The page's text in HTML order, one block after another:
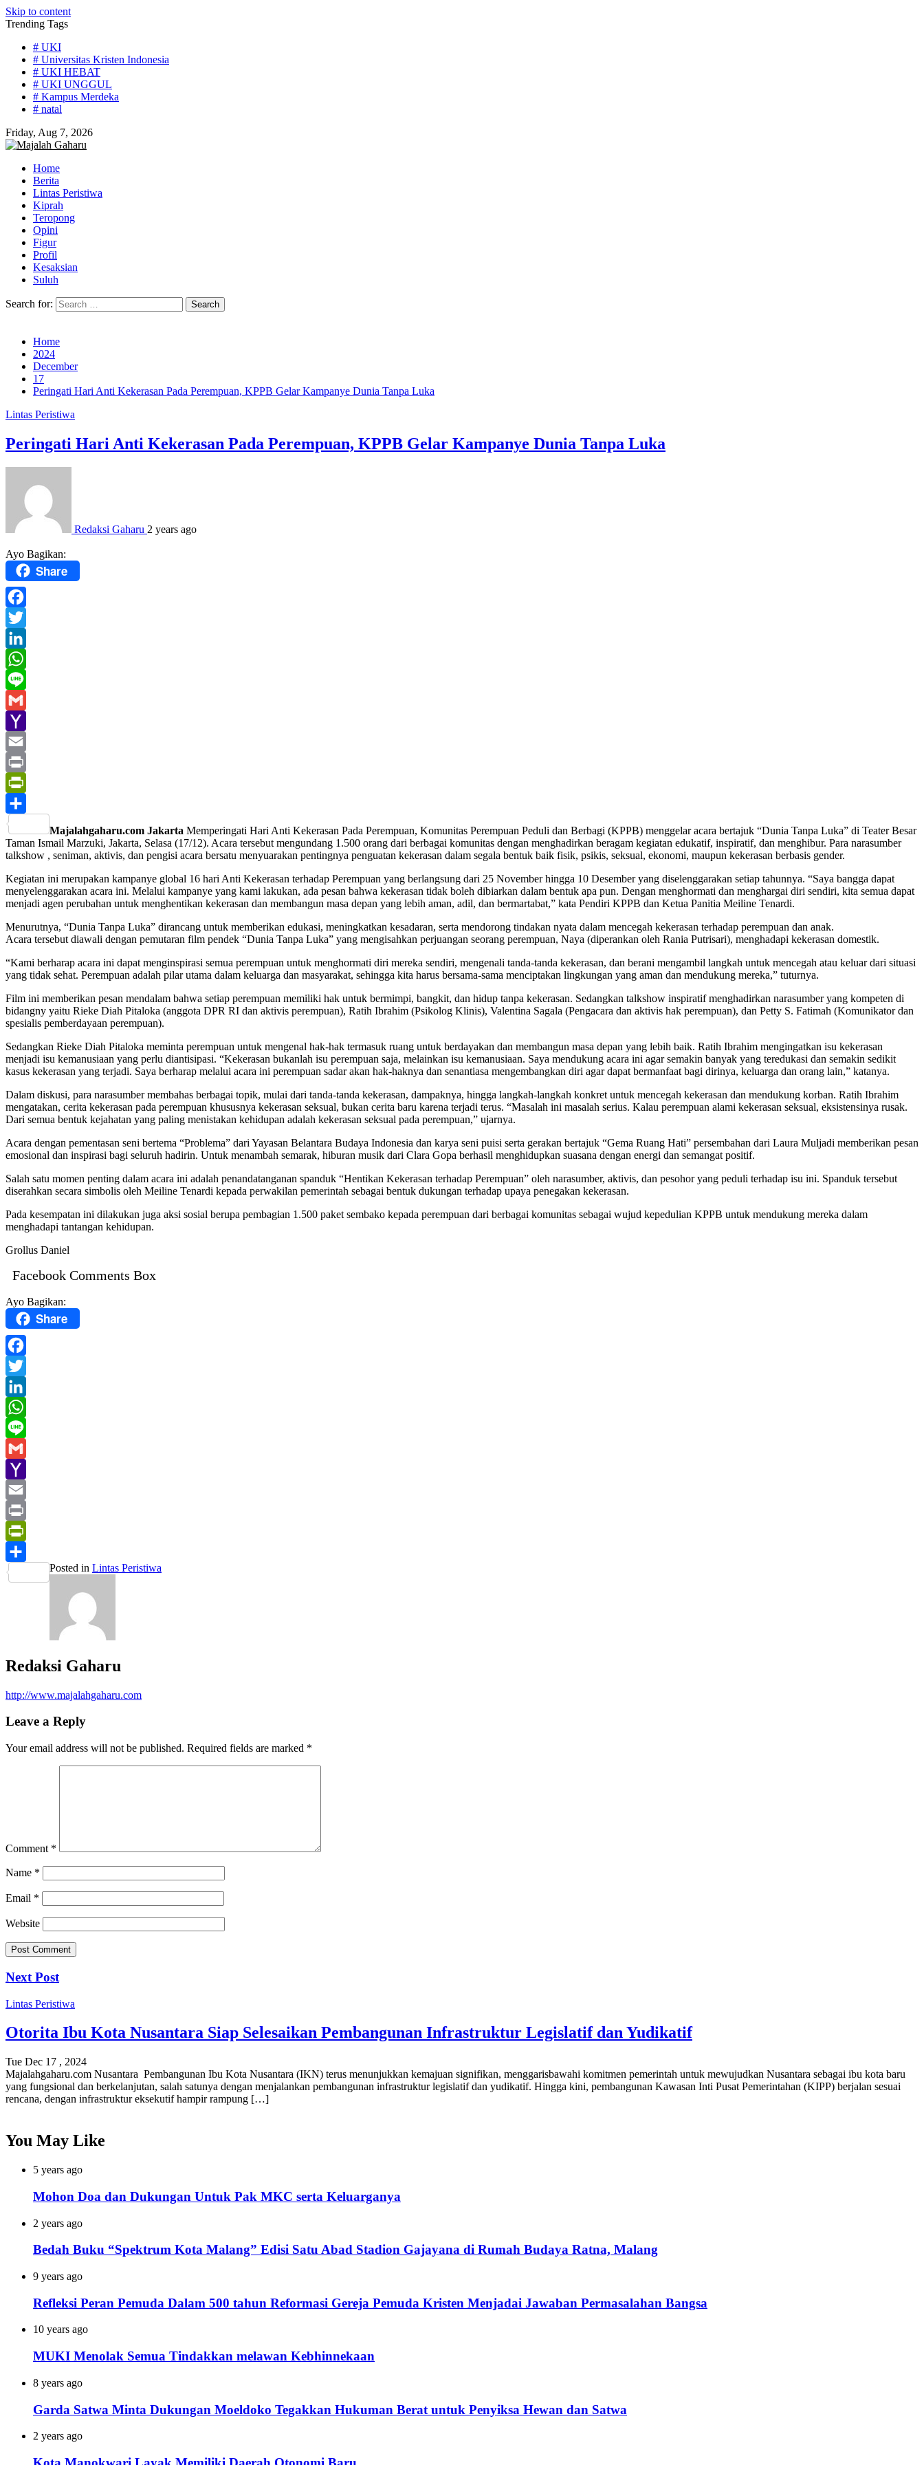
Skip to content
Trending Tags
# UKI
# Universitas Kristen Indonesia
# UKI HEBAT
# UKI UNGGUL
# Kampus Merdeka
# natal
Friday, Aug 7, 2026
Home
Berita
Lintas Peristiwa
Kiprah
Teropong
Opini
Figur
Profil
Kesaksian
Suluh
Search for:
Home
2024
December
17
Peringati Hari Anti Kekerasan Pada Perempuan, KPPB Gelar Kampanye Dunia Tanpa Luka
Lintas Peristiwa
Peringati Hari Anti Kekerasan Pada Perempuan, KPPB Gelar Kampanye Dunia Tanpa Luka
Redaksi Gaharu 2 years ago
Ayo Bagikan:
Share
Facebook
Twitter
LinkedIn
WhatsApp
Line
Gmail
Yahoo
Mail
Email
Print
PrintFriendly
Share
Majalahgaharu.com Jakarta Memperingati Hari Anti Kekerasan Pada Perempuan, Komunitas Perempuan Peduli dan Berbagi (KPPB) menggelar acara bertajuk “Dunia Tanpa Luka” di Teater Besar
Taman Ismail Marzuki, Jakarta, Selasa (17/12). Acara tersebut mengundang 1.500 orang dari berbagai komunitas dengan menghadirkan beragam kegiatan edukatif, inspiratif, dan menghibur. Para narasumber
talkshow , seniman, aktivis, dan pengisi acara bersatu menyuarakan pentingnya penguatan kekerasan dalam segala bentuk baik fisik, psikis, seksual, ekonomi, maupun kekerasan berbasis gender.
Kegiatan ini merupakan kampanye global 16 hari Anti Kekerasan terhadap Perempuan yang berlangsung dari 25 November hingga 10 Desember yang diselenggarakan setiap tahunnya. “Saya bangga dapat
menyelenggarakan acara ini. Melalui kampanye yang kami lakukan, ada pesan bahwa kekerasan tidak boleh dibiarkan dalam bentuk apa pun. Dengan menghormati dan menghargai diri sendiri, kita semua dapat
menjadi agen perubahan untuk menghentikan kekerasan dan membangun masa depan yang lebih aman, adil, dan bermartabat,” kata Pendiri KPPB dan Ketua Panitia Meiline Tenardi.
Menurutnya, “Dunia Tanpa Luka” dirancang untuk memberikan edukasi, meningkatkan kesadaran, serta mendorong tindakan nyata dalam mencegah kekerasan terhadap perempuan dan anak.
Acara tersebut diawali dengan pemutaran film pendek “Dunia Tanpa Luka” yang mengisahkan perjuangan seorang perempuan, Naya (diperankan oleh Rania Putrisari), menghadapi kekerasan domestik.
“Kami berharap acara ini dapat menginspirasi semua perempuan untuk menghormati diri mereka sendiri, mengenali tanda-tanda kekerasan, dan berani mengambil langkah untuk mencegah atau keluar dari situasi
yang tidak sehat. Perempuan adalah pilar utama dalam keluarga dan masyarakat, sehingga kita harus bersama-sama menciptakan lingkungan yang aman dan mendukung mereka,” tuturnya.
Film ini memberikan pesan mendalam bahwa setiap perempuan memiliki hak untuk bermimpi, bangkit, dan hidup tanpa kekerasan. Sedangkan talkshow inspiratif menghadirkan narasumber yang kompeten di
bidangny yaitu Rieke Diah Pitaloka (anggota DPR RI dan aktivis perempuan), Ratih Ibrahim (Psikolog Klinis), Valentina Sagala (Pengacara dan aktivis hak perempuan), dan Petty S. Fatimah (Komunikator dan
spesialis pemberdayaan perempuan).
Sedangkan Rieke Diah Pitaloka meminta perempuan untuk mengenal hak-hak termasuk ruang untuk berdayakan dan membangun masa depan yang lebih baik. Ratih Ibrahim mengingatkan isu kekerasan
menjadi isu kemanusiaan yang perlu diantisipasi. “Kekerasan bukanlah isu perempuan saja, melainkan isu kemanusiaan. Saya mendukung acara ini agar semakin banyak yang teredukasi dan semakin sedikit
kasus kekerasan yang terjadi. Saya berharap melalui acara ini perempuan sadar akan hak-haknya dan senantiasa mengembangkan diri agar dapat bermanfaat bagi dirinya, keluarga dan orang lain,” katanya.
Dalam diskusi, para narasumber membahas berbagai topik, mulai dari tanda-tanda kekerasan, dampaknya, hingga langkah-langkah konkret untuk mencegah kekerasan dan mendukung korban. Ratih Ibrahim
mengatakan, cerita kekerasan pada perempuan khususnya kekerasan seksual, bukan cerita baru karena terjadi terus. “Masalah ini masalah serius. Kalau perempuan alami kekerasan seksual, eksistensinya rusak.
Dari semua bentuk kejahatan yang paling menistakan kehidupan adalah kekerasan seksual pada perempuan,” ujarnya.
Acara dengan pementasan seni bertema “Problema” dari Yayasan Belantara Budaya Indonesia dan karya seni puisi serta gerakan bertajuk “Gema Ruang Hati” persembahan dari Laura Muljadi memberikan pesan
emosional dan inspirasi bagi seluruh hadirin. Untuk menambah semarak, hiburan musik dari Clara Gopa berhasil menghidupkan suasana dengan energi dan semangat positif.
Salah satu momen penting dalam acara ini adalah penandatanganan spanduk “Hentikan Kekerasan terhadap Perempuan” oleh narasumber, aktivis, dan pesohor yang peduli terhadap isu ini. Spanduk tersebut
diserahkan secara simbolis oleh Meiline Tenardi kepada perwakilan pemerintah sebagai bentuk dukungan terhadap upaya penegakan kekerasan.
Pada kesempatan ini dilakukan juga aksi sosial berupa pembagian 1.500 paket sembako kepada perempuan dari berbagai komunitas sebagai wujud kepedulian KPPB untuk mendukung mereka dalam
menghadapi tantangan kehidupan.
Grollus Daniel
Facebook Comments Box
Ayo Bagikan:
Share
Facebook
Twitter
LinkedIn
WhatsApp
Line
Gmail
Yahoo
Mail
Email
Print
PrintFriendly
Share
Posted in Lintas Peristiwa
Redaksi Gaharu
http://www.majalahgaharu.com
Leave a Reply
Your email address will not be published. Required fields are marked *
Comment *
Name *
Email *
Website
Next Post
Lintas Peristiwa
Otorita Ibu Kota Nusantara Siap Selesaikan Pembangunan Infrastruktur Legislatif dan Yudikatif
Tue Dec 17 , 2024
Majalahgaharu.com Nusantara Pembangunan Ibu Kota Nusantara (IKN) terus menunjukkan kemajuan signifikan, menggarisbawahi komitmen pemerintah untuk mewujudkan Nusantara sebagai ibu kota baru
yang fungsional dan berkelanjutan, salah satunya dengan menjalankan pembangunan infrastruktur legislatif dan yudikatif. Hingga kini, pembangunan Kawasan Inti Pusat Pemerintahan (KIPP) berjalan sesuai
rencana, dengan infrastruktur eksekutif hampir rampung […]
You May Like
5 years ago
Mohon Doa dan Dukungan Untuk Pak MKC serta Keluarganya
2 years ago
Bedah Buku “Spektrum Kota Malang” Edisi Satu Abad Stadion Gajayana di Rumah Budaya Ratna, Malang
9 years ago
Refleksi Peran Pemuda Dalam 500 tahun Reformasi Gereja Pemuda Kristen Menjadai Jawaban Permasalahan Bangsa
10 years ago
MUKI Menolak Semua Tindakkan melawan Kebhinnekaan
8 years ago
Garda Satwa Minta Dukungan Moeldoko Tegakkan Hukuman Berat untuk Penyiksa Hewan dan Satwa
2 years ago